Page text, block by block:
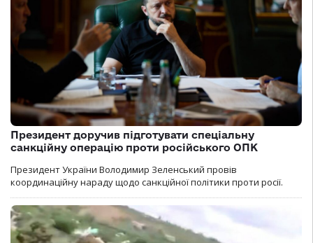
Президент доручив підготувати спеціальну
санкційну операцію проти російського ОПК
Президент України Володимир Зеленський провів
координаційну нараду щодо санкційної політики проти росії.